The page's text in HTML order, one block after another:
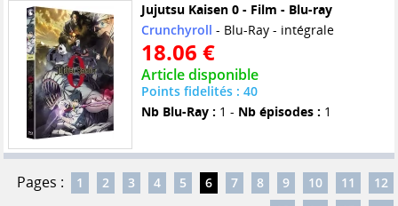
Jujutsu Kaisen 0 - Film - Blu-ray
Crunchyroll - Blu-Ray - intégrale
18.06 €
Article disponible
Points fidelités : 40
Nb Blu-Ray : 1 - Nb épisodes : 1
Pages : 1 2 3 4 5 6 7 8 9 10 11
12